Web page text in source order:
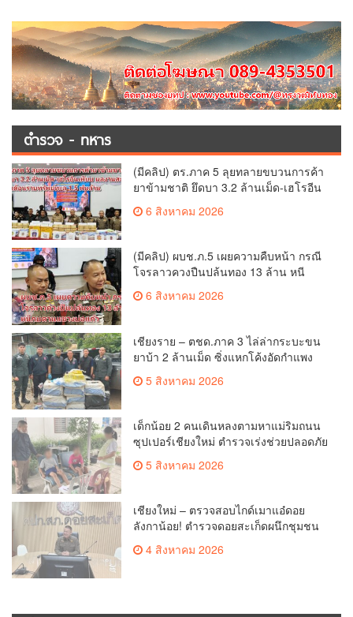
ตำรวจ - ทหาร
(มีคลิป) ตร.ภาค 5 ลุยทลายขบวนการค้า
ยาข้ามชาติ ยึดบา 3.2 ล้านเม็ด-เฮโรอีน
ทะลุ 1.5 พันล้าน
6 สิงหาคม 2026
(มีคลิป) ผบช.ภ.5 เผยความคืบหน้า กรณี
โจรลาวควงปืนปล้นทอง 13 ล้าน หนี
กบดานแขวงบ่อแก้ว
6 สิงหาคม 2026
เชียงราย – ตชด.ภาค 3 ไล่ล่ากระบะขน
ยาบ้า 2 ล้านเม็ด ซิ่งแหกโค้งอัดกำแพง
5 สิงหาคม 2026
เด็กน้อย 2 คนเดินหลงตามหาแม่ริมถนน
ซุปเปอร์เชียงใหม่ ตำรวจเร่งช่วยปลอดภัย
แล้ว5 สิงหาคม 2026
เชียงใหม่ – ตรวจสอบไกด์เมาแอ๋ดอย
ลังกาน้อย! ตำรวจดอยสะเก็ดผนึกชุมชน
สยบดราม่าโซเชียล ส่งตัวบำบัดด่วน
สร้างความมั่นใจให้นักท่องเที่ยว
4 สิงหาคม 2026